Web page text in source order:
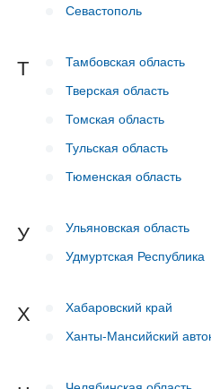
Севастополь
Т
Тамбовская область
Тверская область
Томская область
Тульская область
Тюменская область
У
Ульяновская область
Удмуртская Республика
Х
Хабаровский край
Ханты-Мансийский